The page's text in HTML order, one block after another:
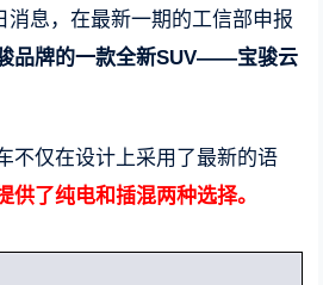
消息，在最新一期的工信部申报
品牌的一款全新SUV——宝骏云
不仅在设计上采用了最新的语
供了纯电和插混两种选择。